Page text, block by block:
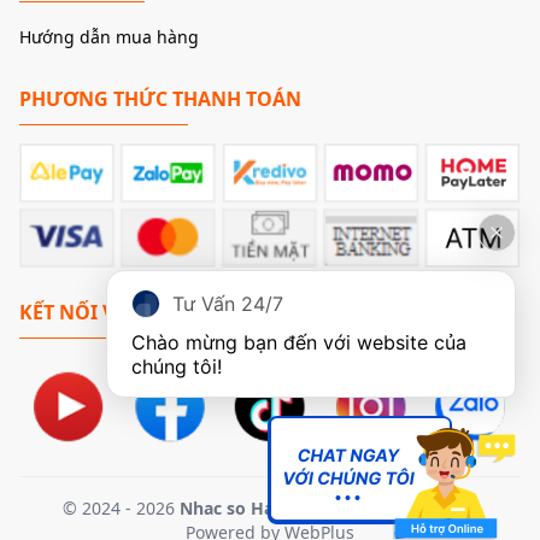
4. Bộ Opamp OPA5532 DD – Tối Ưu Hóa Đường Tín
Hiệu Analog
DAC Crown D8B được trang bị 3 opamp kép OPA5532 DD
– một dòng opamp hiệu suất cao nổi tiếng với độ nhiễu thấp,
khả năng khuếch đại tuyến tính tốt và độ ổn định cao. Trong
DAC, opamp đóng vai trò khuếch đại tín hiệu analog sau khi
được giải mã từ tín hiệu số, và đảm bảo rằng tín hiệu này
không bị méo, mất chi tiết hay lẫn nhiễu khi đến đầu ra.
Việc sử dụng tới 3 opamp giúp phân tách các giai đoạn xử lý
tín hiệu một cách rõ ràng, tối ưu hóa âm thanh ở cả dải trầm,
Hướng dẫn mua hàng
PHƯƠNG THỨC THANH TOÁN
KẾT NỐI VỚI CHÚNG TÔI
© 2024 - 2026 Nhac so Ha Noi
. All Rights Reserved.
Powered by WebPlus
Tư Vấn 24/7
Chào mừng bạn đến với website của
chúng tôi!